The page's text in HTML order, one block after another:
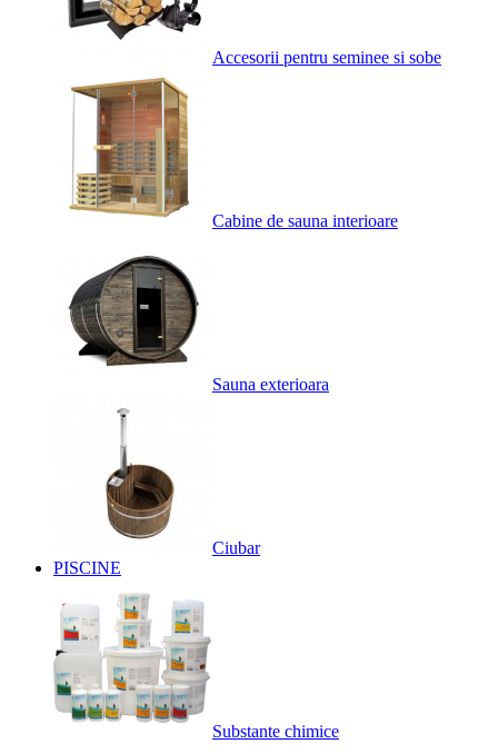
Accesorii pentru seminee si sobe
Cabine de sauna interioare
Sauna exterioara
Ciubar
PISCINE
Substante chimice